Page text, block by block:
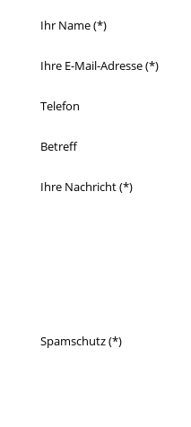
Ihr Name (*)
Ihre E-Mail-Adresse (*)
Telefon
Betreff
Ihre Nachricht (*)
Spamschutz (*)